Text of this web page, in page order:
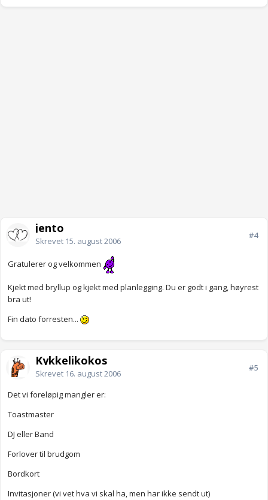
jento
Skrevet 15. august 2006
#4
Gratulerer og velkommen
Kjekt med bryllup og kjekt med planlegging. Du er godt i gang, høyrest
bra ut!
Fin dato forresten...
Kykkelikokos
Skrevet 16. august 2006
#5
Det vi foreløpig mangler er:
Toastmaster
DJ eller Band
Forlover til brudgom
Bordkort
Invitasjoner (vi vet hva vi skal ha, men har ikke sendt ut)